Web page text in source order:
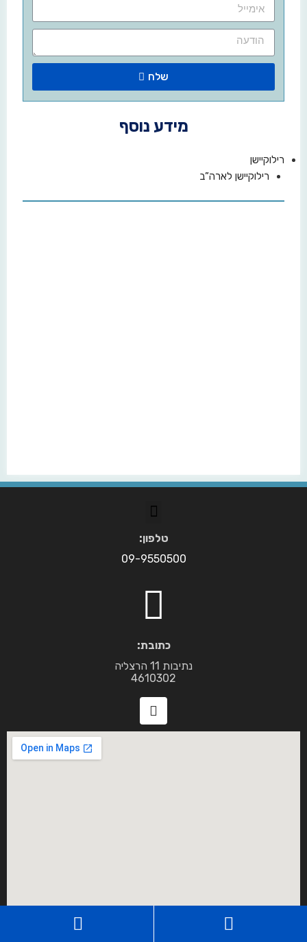
שלח
מידע נוסף
רילוקיישן
רילוקיישן לארה”ב
טלפון:
09-9550500
כתובת:
נתיבות 11 הרצליה
4610302